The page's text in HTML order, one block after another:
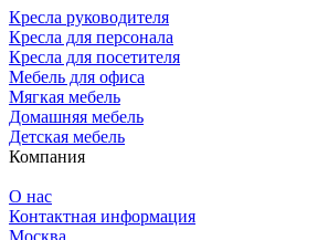
Кресла руководителя
Кресла для персонала
Кресла для посетителя
Мебель для офиса
Мягкая мебель
Домашняя мебель
Детская мебель
Компания
О нас
Контактная информация